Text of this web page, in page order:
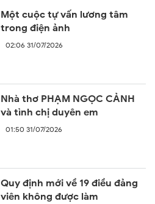
Một cuộc tự vấn lương tâm
trong điện ảnh
02:06 31/07/2026
Nhà thơ PHẠM NGỌC CẢNH
và tình chị duyên em
01:50 31/07/2026
Quy định mới về 19 điều đảng
viên không được làm